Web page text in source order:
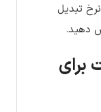
تبدیل
دهید.
برای